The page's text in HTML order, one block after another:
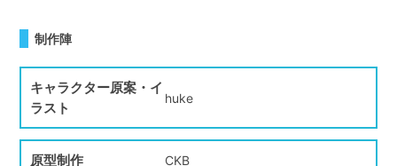
制作陣
キャラクター原案・イ
ラスト
huke
原型制作 CKB